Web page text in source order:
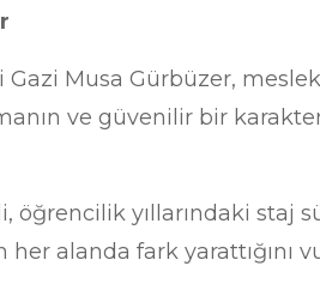
Musa Gürbüzer,
ve güvenilir bir
öğrencilik yıllarındaki staj
alanda fark yarattığını